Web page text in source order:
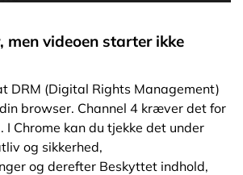
men videoen starter ikke
DRM (Digital Rights Management)
browser. Channel 4 kræver det for
Chrome kan du tjekke det under
og sikkerhed,
og derefter Beskyttet indhold,